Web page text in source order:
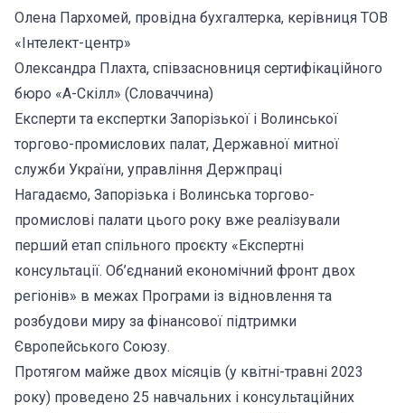
Олена Пархомей, провідна бухгалтерка, керівниця ТОВ
«Інтелект-центр»
Олександра Плахта, співзасновниця сертифікаційного
бюро «А-Скілл» (Словаччина)
Експерти та експертки Запорізької і Волинської
торгово-промислових палат, Державної митної
служби України, управління Держпраці
Нагадаємо, Запорізька і Волинська торгово-
промислові палати цього року вже реалізували
перший етап спільного проєкту «Експертні
консультації. Об’єднаний економічний фронт двох
регіонів» в межах Програми із відновлення та
розбудови миру за фінансової підтримки
Європейського Союзу.
Протягом майже двох місяців (у квітні-травні 2023
року) проведено 25 навчальних і консультаційних